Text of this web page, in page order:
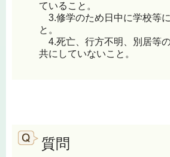
ていること。
3.修学のため日中に学校等
と。
4.死亡、行方不明、別居等
共にしていないこと。
質問